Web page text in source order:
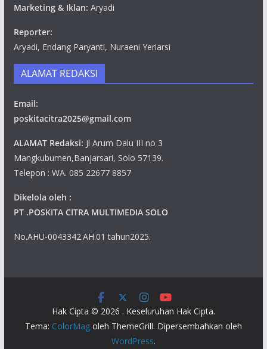
Marketing & Iklan: Aryadi
Reporter:
Aryadi, Endang Paryanti, Nuraeni Yeriarsi
ALAMAT REDAKSI
Email:
poskitacitra2025@gmail.com
ALAMAT Redaksi: Jl Arum Dalu III no 3
Mangkubumen,Banjarsari, Solo 57139.
Telepon : WA. 085 22677 8857
Dikelola oleh :
PT .POSKITA CITRA MULTIMEDIA SOLO
No.AHU-0043342.AH.01 tahun2025.
Hak Cipta © 2026 . Keseluruhan Hak Cipta.
Tema: ColorMagoleh ThemeGrill. Dipersembahkan oleh
WordPress.